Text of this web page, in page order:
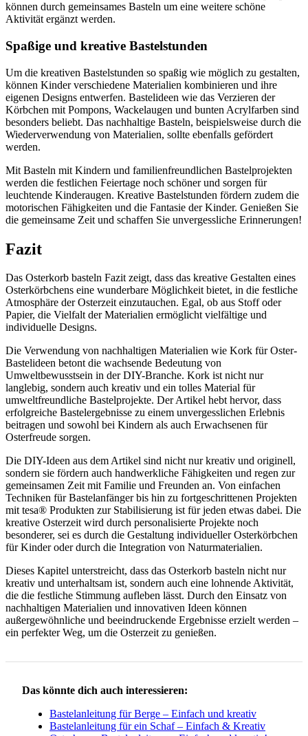
können durch gemeinsames Basteln um eine weitere schöne
Aktivität ergänzt werden.
Spaßige und kreative Bastelstunden
Um die kreativen Bastelstunden so spaßig wie möglich zu gestalten,
können Kinder verschiedene Materialien kombinieren und ihre
eigenen Designs entwerfen. Bastelideen wie das Verzieren der
Körbchen mit Pompons, Wackelaugen und bunten Acrylfarben sind
besonders beliebt. Das nachhaltige Basteln, beispielsweise durch die
Wiederverwendung von Materialien, sollte ebenfalls gefördert
werden.
Mit Basteln mit Kindern und familienfreundlichen Bastelprojekten
werden die festlichen Feiertage noch schöner und sorgen für
leuchtende Kinderaugen. Kreative Bastelstunden fördern zudem die
motorischen Fähigkeiten und die Fantasie der Kinder. Genießen Sie
die gemeinsame Zeit und schaffen Sie unvergessliche Erinnerungen!
Fazit
Das Osterkorb basteln Fazit zeigt, dass das kreative Gestalten eines
Osterkörbchens eine wunderbare Möglichkeit bietet, in die festliche
Atmosphäre der Osterzeit einzutauchen. Egal, ob aus Stoff oder
Papier, die Vielfalt der Materialien ermöglicht vielfältige und
individuelle Designs.
Die Verwendung von nachhaltigen Materialien wie Kork für Oster-
Bastelideen betont die wachsende Bedeutung von
Umweltbewusstsein in der DIY-Branche. Kork ist nicht nur
langlebig, sondern auch kreativ und ein tolles Material für
umweltfreundliche Bastelprojekte. Der Artikel hebt hervor, dass
erfolgreiche Bastelergebnisse zu einem unvergesslichen Erlebnis
beitragen und sowohl bei Kindern als auch Erwachsenen für
Osterfreude sorgen.
Die DIY-Ideen aus dem Artikel sind nicht nur kreativ und originell,
sondern sie fördern auch handwerkliche Fähigkeiten und regen zur
gemeinsamen Zeit mit Familie und Freunden an. Von einfachen
Techniken für Bastelanfänger bis hin zu fortgeschrittenen Projekten
mit tesa® Produkten zur Stabilisierung ist für jeden etwas dabei. Die
kreative Osterzeit wird durch personalisierte Projekte noch
besonderer, sei es durch die Gestaltung individueller Osterkörbchen
für Kinder oder durch die Integration von Naturmaterialien.
Dieses Kapitel unterstreicht, dass das Osterkorb basteln nicht nur
kreativ und unterhaltsam ist, sondern auch eine lohnende Aktivität,
die die festliche Stimmung aufleben lässt. Durch den Einsatz von
nachhaltigen Materialien und innovativen Ideen können
außergewöhnliche und beeindruckende Ergebnisse erzielt werden –
ein perfekter Weg, um die Osterzeit zu genießen.
Das könnte dich auch interessieren:
Bastelanleitung für Berge – Einfach und kreativ
Bastelanleitung für ein Schaf – Einfach & Kreativ